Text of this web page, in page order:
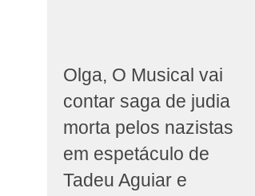
Olga, O Musical vai
contar saga de judia
morta pelos nazistas
em espetáculo de
Tadeu Aguiar e